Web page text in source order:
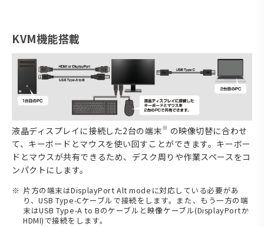
KVM機能搭載
液晶ディスプレイに接続した2台の端末※ の映像切替に合わせ
て、キーボードとマウスを使い回すことができます。キーボー
ドとマウスが共有できるため、デスク周りや作業スペースをコ
ンパクトにします。
片方の端末はDisplayPort Alt modeに対応している必要があ
り、USB Type-Cケーブルで接続をします。また、もう一方の端
末はUSB Type-A to Bのケーブルと映像ケーブル(DisplayPortか
HDMI)で接続をします。